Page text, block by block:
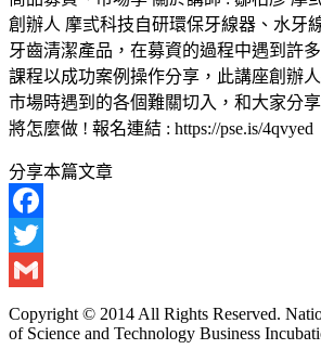
創辦人 摩弎科技自研環保牙線器、水牙
牙齒清潔產品，在募資的過程中遇到許
課程以成功案例操作分享，此講座創辦
市場時遇到的各個難關切入，和大家分
將怎麼做 ! 報名連結 : https://pse.is/4qvyed
分享本篇文章
Facebook
Twitter
Gmail
Copyright © 2014 All Rights Reserved.
of Science and Technology Business